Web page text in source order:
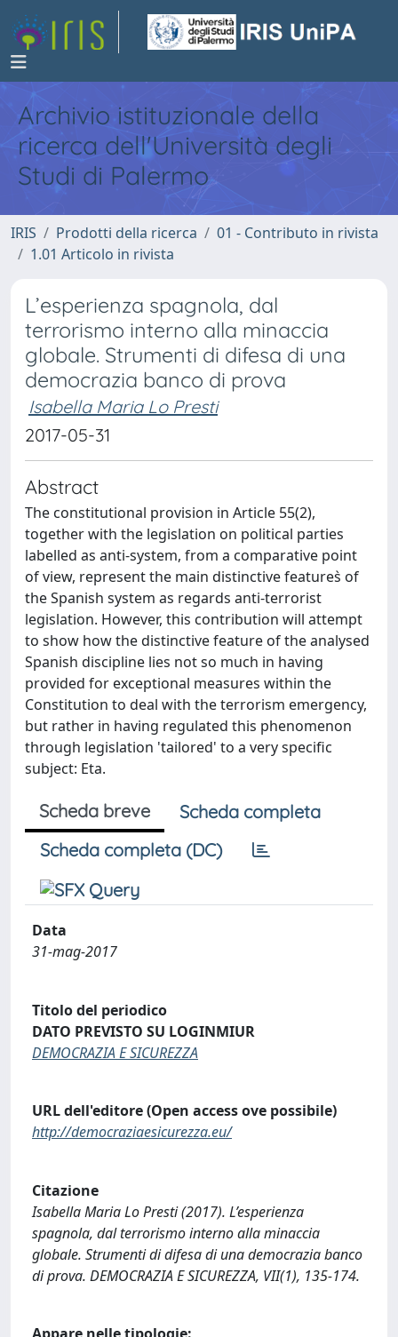
Archivio istituzionale della
ricerca dell'Università degli
Studi di Palermo
IRIS Prodotti della ricerca
01 - Contributo in rivista
1.01 Articolo in rivista
L’esperienza spagnola, dal
terrorismo interno alla minaccia
globale. Strumenti di difesa di una
democrazia banco di prova
Isabella Maria Lo Presti
2017-05-31
Abstract
The constitutional provision in Article 55(2),
together with the legislation on political parties
labelled as anti-system, from a comparative point
of view, represent the main distinctive features̀ of
the Spanish system as regards anti-terrorist
legislation. However, this contribution will attempt
to show how the distinctive feature of the analysed
Spanish discipline lies not so much in having
provided for exceptional measures within the
Constitution to deal with the terrorism emergency,
but rather in having regulated this phenomenon
through legislation 'tailored' to a very specific
subject: Eta.
Scheda breve
Scheda completa
Scheda completa (DC)
Data
31-mag-2017
Titolo del periodico
DATO PREVISTO SU LOGINMIUR
DEMOCRAZIA E SICUREZZA
URL dell'editore (Open access ove possibile)
http://democraziaesicurezza.eu/
Citazione
Isabella Maria Lo Presti (2017). L’esperienza
spagnola, dal terrorismo interno alla minaccia
globale. Strumenti di difesa di una democrazia banco
di prova. DEMOCRAZIA E SICUREZZA, VII(1), 135-174.